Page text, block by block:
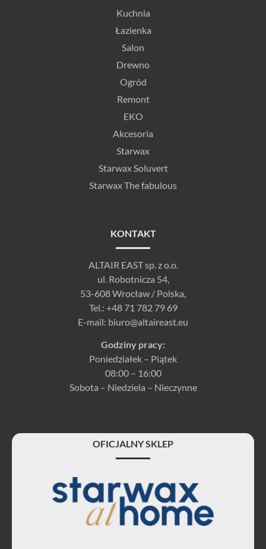
Kuchnia
Łazienka
Salon
Drewno
Ogród
Remont
EKO
Akcesoria
Starwax
Starwax Soluvert
Starwax The fabulous
KONTAKT
ALTAIR EAST sp. z o.o.
ul. Robotnicza 54,
53-608 Wrocław / Polska,
Tel.: +48 71 782 79 69
E-mail: biuro@altaireast.eu
Godziny pracy:
Poniedziałek – Piątek
08:00 – 16:00
Sobota – Niedziela – Nieczynne
OFICJALNY SKLEP